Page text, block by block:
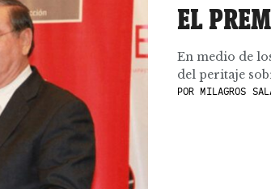
EL
En medio de
del peritaje
POR MILAGROS